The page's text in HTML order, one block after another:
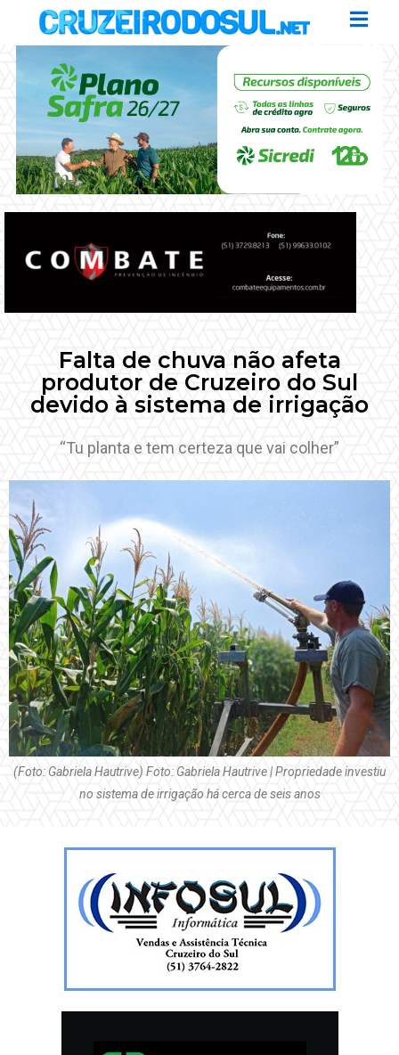
Falta de chuva não afeta
produtor de Cruzeiro do Sul
devido à sistema de irrigação
“Tu planta e tem certeza que vai colher”
(Foto: Gabriela Hautrive) Foto: Gabriela Hautrive | Propriedade investiu
no sistema de irrigação há cerca de seis anos